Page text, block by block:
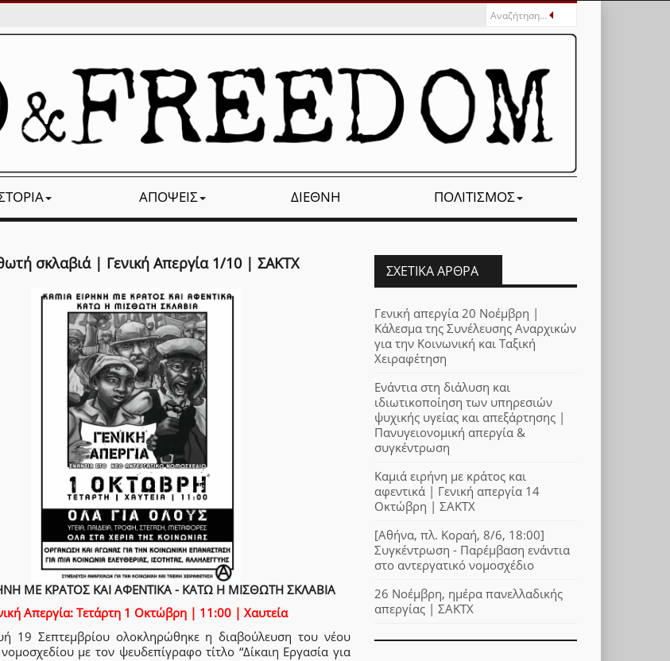
ΑΠΌΨΕΙΣ ΔΙΕΘΝΉ ΠΟΛΙΤΙΣΜΌΣ
σκλαβιά | Γενική Απεργία 1/10 | ΣΑΚΤΧ
ΜΕ ΚΡΑΤΟΣ ΚΑΙ ΑΦΕΝΤΙΚΑ - ΚΑΤΩ Η ΜΙΣΘΩΤΗ ΣΚΛΑΒΙΑ
Απεργία: Τετάρτη 1 Οκτώβρη | 11:00 | Χαυτεία
19 Σεπτεμβρίου ολοκληρώθηκε η διαβούλευση του νέου
με τον ψευδεπίγραφο τίτλο “Δίκαιη Εργασία για
ΣΧΕΤΙΚΆ ΆΡΘΡΑ
Γενική απεργία 20 Νοέμβρη |
Κάλεσμα της Συνέλευσης Αναρχικών
για την Κοινωνική και Ταξική
Χειραφέτηση
Ενάντια στη διάλυση και
ιδιωτικοποίηση των υπηρεσιών
ψυχικής υγείας και απεξάρτησης |
Πανυγειονομική απεργία &
συγκέντρωση
Καμιά ειρήνη με κράτος και
αφεντικά | Γενική απεργία 14
Οκτώβρη | ΣΑΚΤΧ
[Αθήνα, πλ. Κοραή, 8/6, 18:00]
Συγκέντρωση - Παρέμβαση ενάντια
στο αντεργατικό νομοσχέδιο
26 Νοέμβρη, ημέρα πανελλαδικής
απεργίας | ΣΑΚΤΧ